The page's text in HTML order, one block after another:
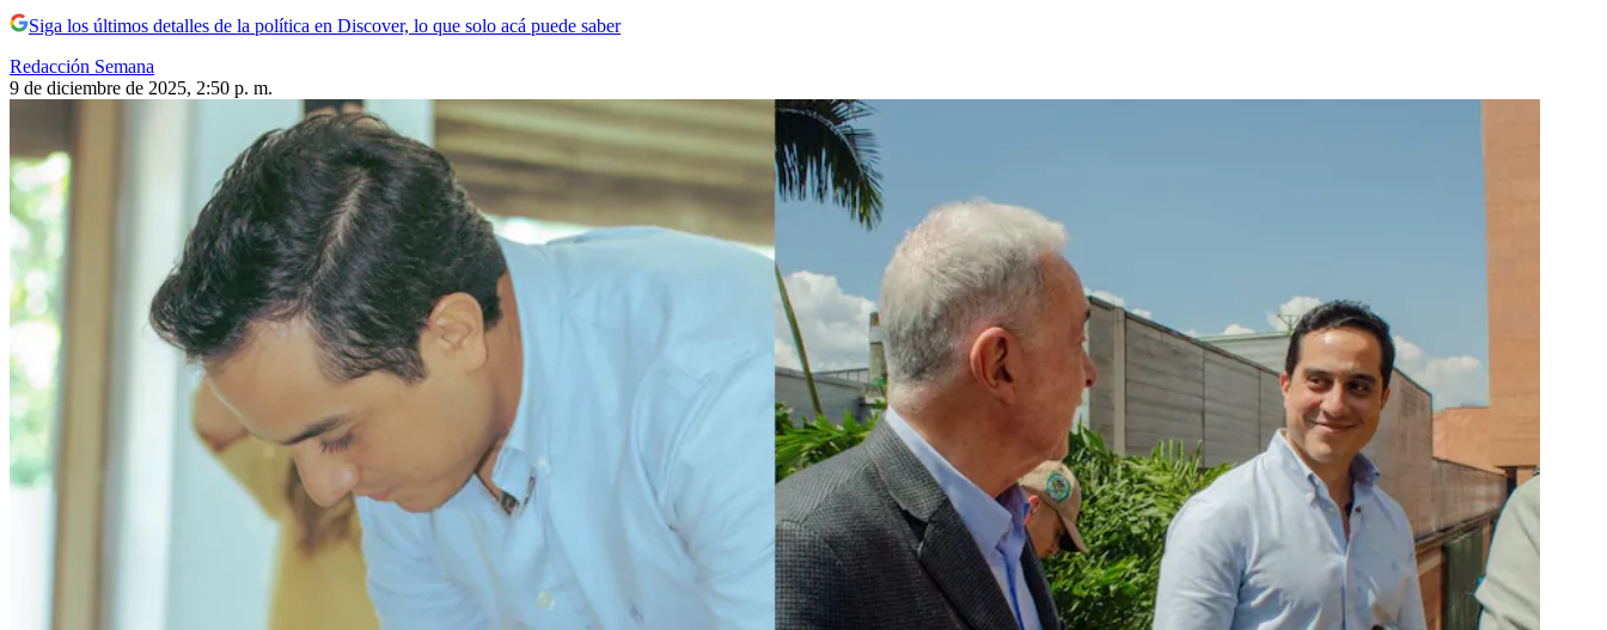
Siga los últimos detalles de la política en Discover, lo que solo acá puede saber
Redacción Semana
9 de diciembre de 2025, 2:50 p. m.